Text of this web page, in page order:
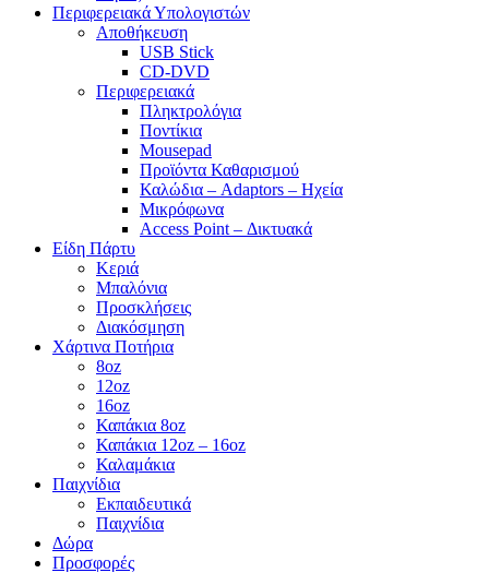
Περιφερειακά Υπολογιστών
Αποθήκευση
USB Stick
CD-DVD
Περιφερειακά
Πληκτρολόγια
Ποντίκια
Mousepad
Προϊόντα Καθαρισμού
Καλώδια – Adaptors – Ηχεία
Μικρόφωνα
Access Point – Δικτυακά
Είδη Πάρτυ
Κεριά
Μπαλόνια
Προσκλήσεις
Διακόσμηση
Χάρτινα Ποτήρια
8oz
12oz
16oz
Καπάκια 8oz
Καπάκια 12oz – 16oz
Καλαμάκια
Παιχνίδια
Εκπαιδευτικά
Παιχνίδια
Δώρα
Προσφορές